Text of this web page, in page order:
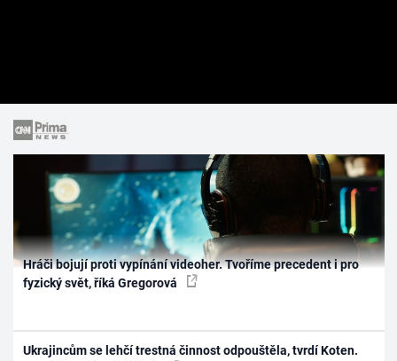
Hráči bojují proti vypínání videoher. Tvoříme precedent i pro
fyzický svět, říká Gregorová
Ukrajincům se lehčí trestná činnost odpouštěla, tvrdí Koten.